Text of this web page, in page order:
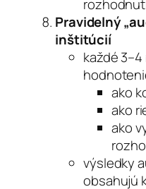
Pravidelný
inštitúcií
každé
ako
ako
ako
výsledky
obsahujú